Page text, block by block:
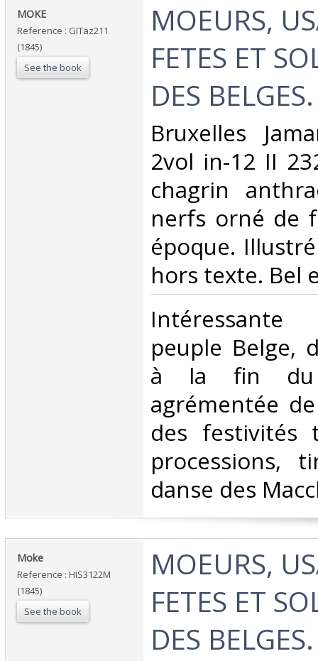
‎MOKE‎
Reference : GITaz211
(1845)
See the book
‎MOEURS,
FETES ET
DES BELGES.‎
‎Bruxelles
2vol in-12 II
chagrin
nerfs orné de
époque.
hors texte. Bel
peuple Belge,
à la fin du
agrémentée
des festivités
processions,
danse des
‎Moke‎
Reference : HIS3122M
(1845)
See the book
‎MOEURS,
FETES ET
DES BELGES.‎